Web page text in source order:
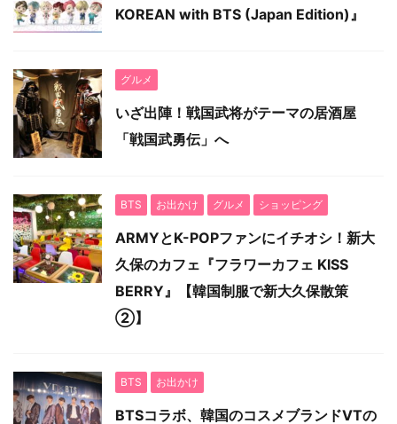
KOREAN with BTS (Japan Edition)』
グルメ
いざ出陣！戦国武将がテーマの居酒屋
「戦国武勇伝」へ
BTS お出かけ グルメ ショッピング
ARMYとK-POPファンにイチオシ！新大
久保のカフェ『フラワーカフェ KISS
BERRY』【韓国制服で新大久保散策
②】
BTS お出かけ
BTSコラボ、韓国のコスメブランドVTの